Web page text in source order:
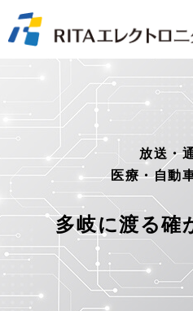
30年以上の
プリント配線
放送・
医療・自動
多岐に渡る確
ワンストップソ
だからこそ
蓄積され続け